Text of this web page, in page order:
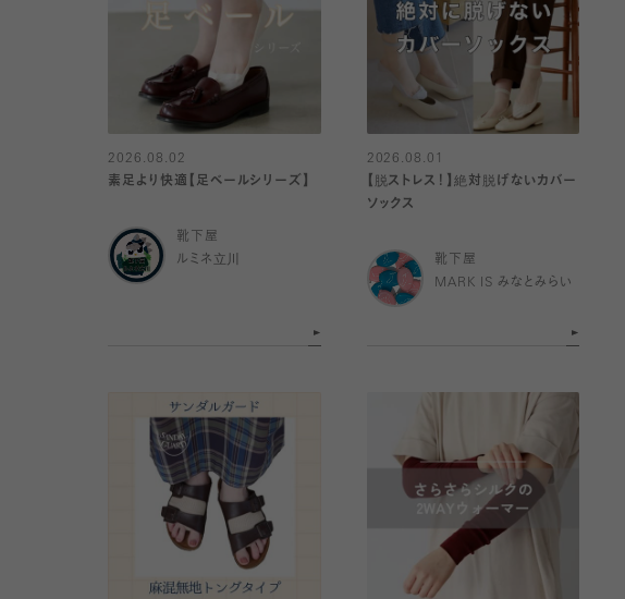
2026.08.02
素足より快適【足ベールシリーズ】
靴下屋
ルミネ立川
2026.08.01
【脱ストレス！】絶対脱げないカバー
ソックス
靴下屋
MARK IS みなとみらい